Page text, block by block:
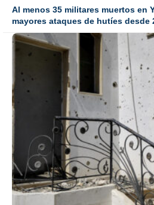
Al menos 35 militares muertos en
mayores ataques de hutíes desde